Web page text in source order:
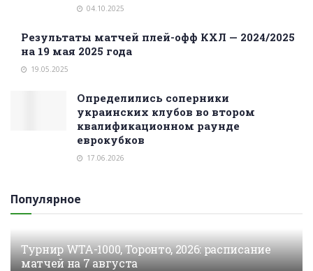
04.10.2025
Результаты матчей плей-офф КХЛ — 2024/2025
на 19 мая 2025 года
19.05.2025
Определились соперники
украинских клубов во втором
квалификационном раунде
еврокубков
17.06.2026
Популярное
Турнир WTA-1000, Торонто, 2026: расписание
матчей на 7 августа